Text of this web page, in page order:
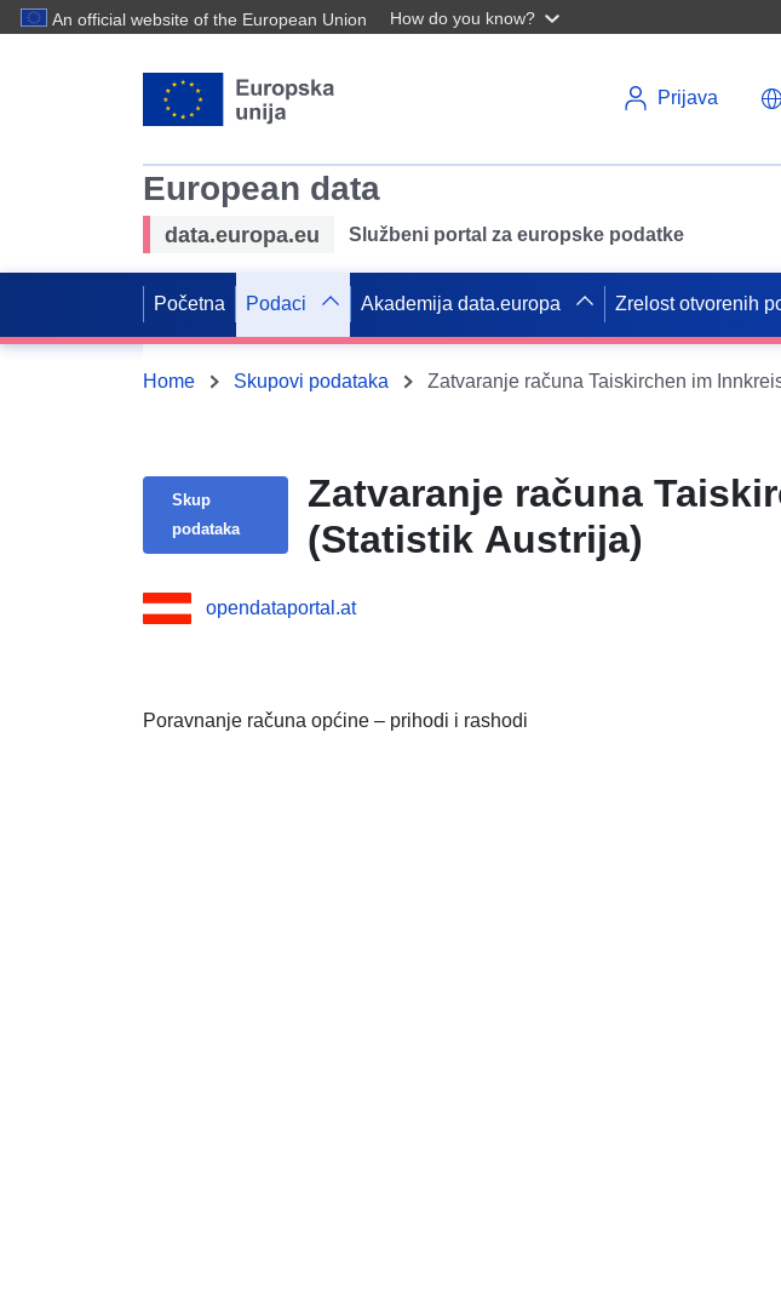
An official website of the European Union How do you know?
Prijava
European data
data.europa.eu Službeni portal za europske podatke
Početna Podaci Akademija data.europa Zrelost otvorenih
Home Skupovi podataka Zatvaranje računa Taiskirchen im
Skup
podataka
Zatvaranje računa
(Statistik Austrija)
opendataportal.at
Poravnanje računa općine – prihodi i rashodi